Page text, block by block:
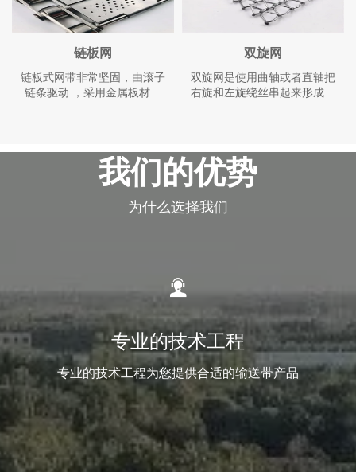
网带边缘加侧挡板和网面中间
加装横挡板.
果使用得当，寿命很长。
链板网
链板式网带非常坚固，由滚子
链条驱动 ，采用金属板材生
支轴支撑，网带表面可依据需
求选择冲孔或者平板适用。链
条两端可以用开口销或者垫圈
来固定。机械配置选择链条型
号和支轴规格，链板网设计可
双旋网
双旋网是使用曲轴或者直轴把
右旋和左旋绕丝串起来形成平
也可以定制齿轮配合网带驱
动。依据应用环境，选择合适
的螺距和节距,网带边缘一般有
焊接或者折弯。
曲轴型 ：集中了金属丝编织网
过直串条连接而成，该系列网
带网孔较密，网孔间距均匀，
能使网带行走平稳。容许的张
力大，可搬送重物，该系列网
带适用于承载体积较小而质地
相对较硬的输送线。
我们的优势
为什么选择我们

专业的技术工程
专业的技术工程为您提供合适的输送带产品